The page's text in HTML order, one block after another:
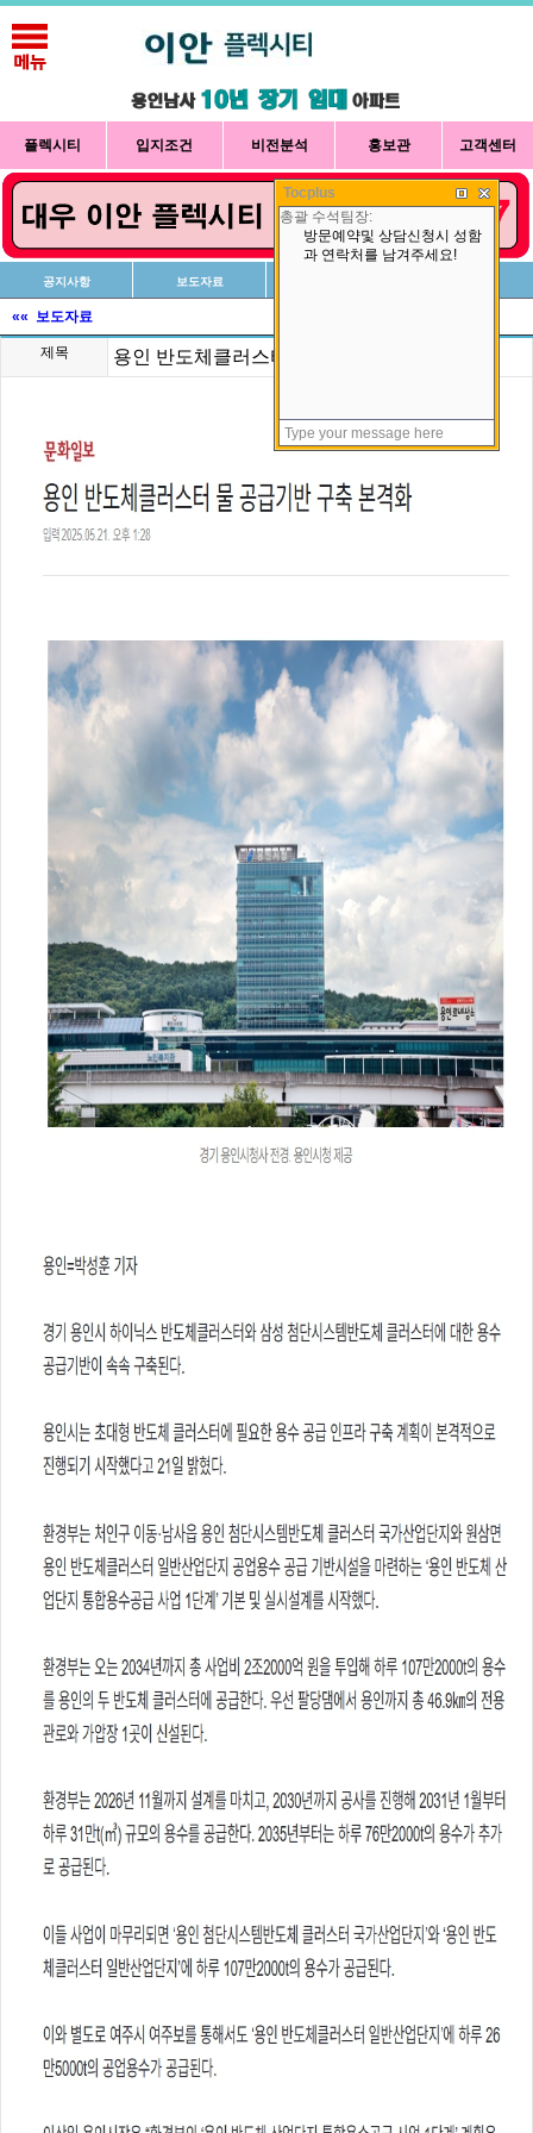
플렉시티 입지조건 비전분석 홍보관 고객센터
공지사항 보도자료
«« 보도자료
제목 용인 반도체클러스터 물 공급기반 구축 본격화
Tocplus